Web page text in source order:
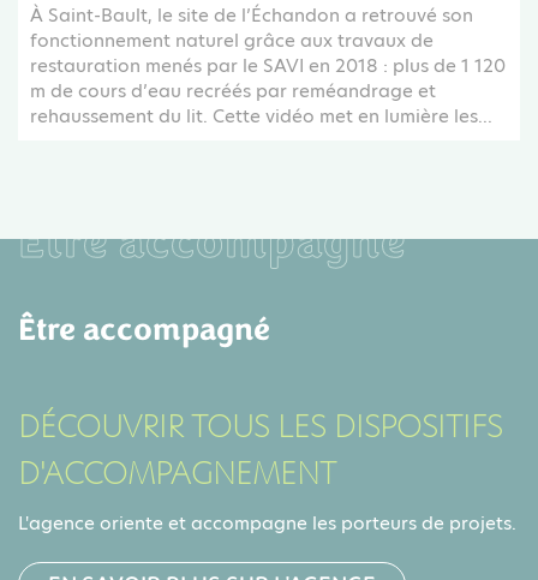
À Saint-Bault, le site de l’Échandon a retrouvé son
fonctionnement naturel grâce aux travaux de
restauration menés par le SAVI en 2018 : plus de 1 120
m de cours d’eau recréés par reméandrage et
rehaussement du lit. Cette vidéo met en lumière les...
Être accompagné
Être accompagné
DÉCOUVRIR TOUS LES DISPOSITIFS
D'ACCOMPAGNEMENT
L'agence oriente et accompagne les porteurs de projets.